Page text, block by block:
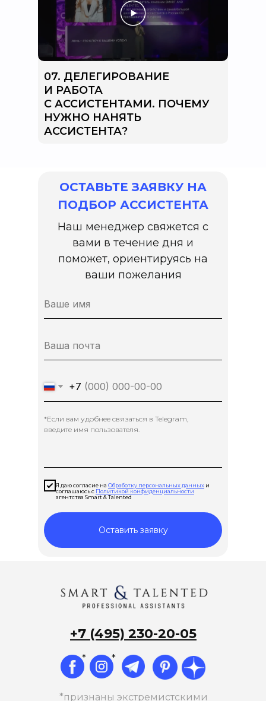
07. ДЕЛЕГИРОВАНИЕ
И РАБОТА
С АССИСТЕНТАМИ. ПОЧЕМУ
НУЖНО НАНЯТЬ
АССИСТЕНТА?
ОСТАВЬТЕ ЗАЯВКУ НА
ПОДБОР АССИСТЕНТА
Наш менеджер свяжется с
вами в течение дня и
поможет, ориентируясь на
ваши пожелания
+7
*Если вам удобнее связаться в Telegram,
введите имя пользователя.
Я даю согласие на Обработку персональных данных и
соглашаюсь с Политикой конфиденциальности
агентства Smart & Talented
Оставить заявку
+7 (495) 230-20-05
*признаны экстремистскими
* *